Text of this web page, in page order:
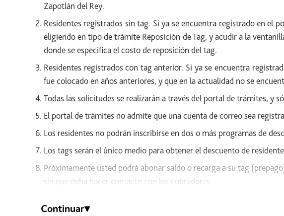
Zapotlán del Rey.
Residentes registrados sin tag. Si ya se encuentra registrado en
eligiendo en tipo de trámite Reposición de Tag, y acudir a la
donde se especifica el costo de reposición del tag.
Residentes registrados con tag anterior. Si ya se encuentra
fue colocado en años anteriores, y que en la actualidad no se
Todas las solicitudes se realizarán a través del portal de trámites, y
El portal de trámites no admite que una cuenta de correo sea
Los residentes no podrán inscribirse en dos o más programas de
Los tags serán el único medio para obtener el descuento de
Próximamente usted podrá abonar saldo o recarga a su tag
sin que deba hacer contacto con los cobradores.
Documentación y requisitos de inscripción:
Continuar▾